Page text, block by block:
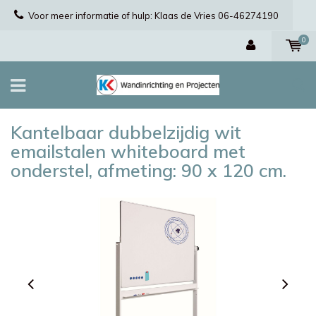
Voor meer informatie of hulp: Klaas de Vries 06-46274190
0
Kantelbaar dubbelzijdig wit
emailstalen whiteboard met
onderstel, afmeting: 90 x 120 cm.